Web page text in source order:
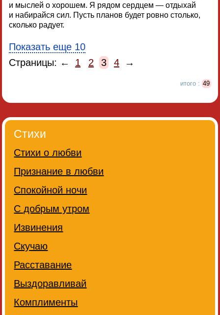
и мыслей о хорошем. Я рядом сердцем — отдыхай
и набирайся сил. Пусть планов будет ровно столько,
сколько радует.
Показать еще 10
Страницы: ←
1 2 3 4 →
итого : 49
Стихи
Стихи о любви
Признание в любви
Спокойной ночи
С добрым утром
Извинения
Скучаю
Расставание
Выздоравливай
Комплименты